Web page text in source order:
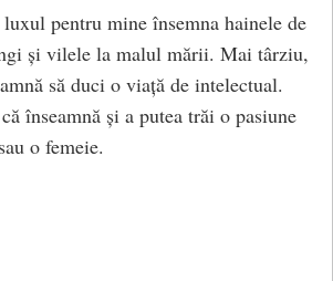
pentru mine însemna hainele de
și vilele la malul mării. Mai târziu,
să duci o viață de intelectual.
înseamnă și a putea trăi o pasiune
o femeie.